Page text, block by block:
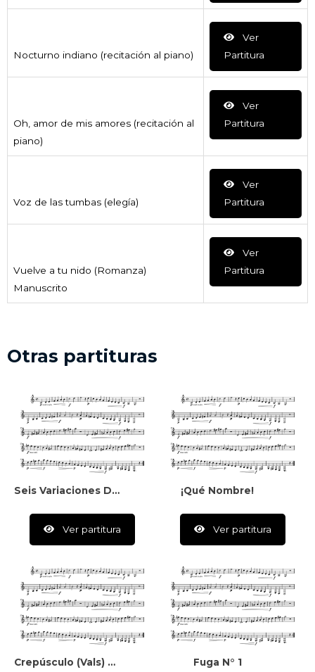
Nocturno indiano (recitación al piano)
Ver
Partitura
Oh, amor de mis amores (recitación al
piano)
Ver
Partitura
Voz de las tumbas (elegía)
Ver
Partitura
Vuelve a tu nido (Romanza)
Manuscrito
Ver
Partitura
Otras partituras
Seis Variaciones De Un Tema Propuesto
Ver partitura
¡Qué Nombre!
Ver partitura
Crepúsculo (vals) Para Piano Fuga N° 1